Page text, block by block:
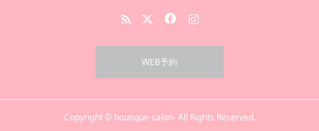
WEB予約
Copyright © boutique-salon- All Rights Reserved.